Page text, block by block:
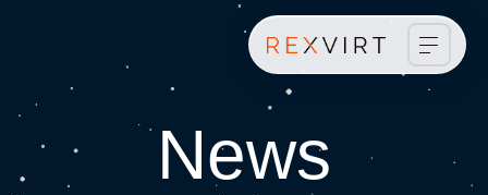
ホーム
ビジョン News